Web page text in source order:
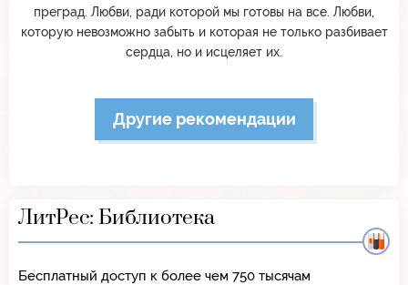
преград. Любви, ради которой мы готовы на все. Любви,
которую невозможно забыть и которая не только разбивает
сердца, но и исцеляет их.
Другие рекомендации
ЛитРес: Библиотека
Бесплатный доступ к более чем 750 тысячам